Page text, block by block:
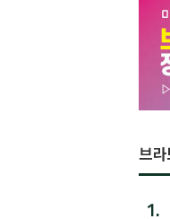
브
1.